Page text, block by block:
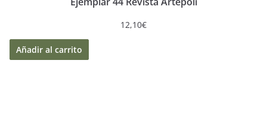
12,10€
Añadir al carrito